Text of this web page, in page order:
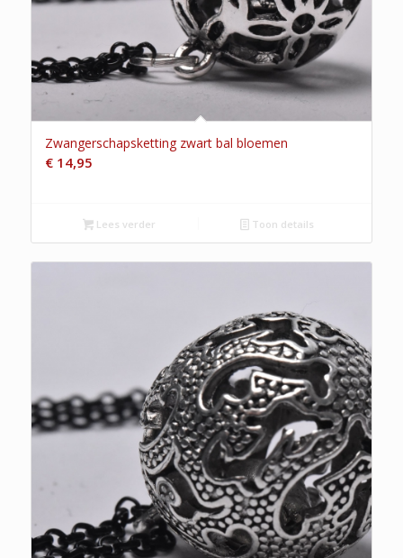
Zwangerschapsketting zwart bal bloemen
€14,95
Lees verder Toon details